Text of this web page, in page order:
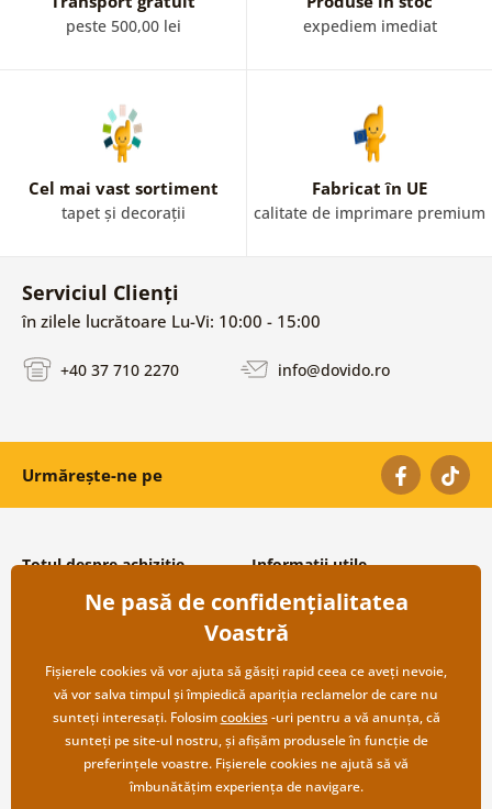
peste 500,00 lei expediem imediat
Cel mai vast sortiment
tapet și decorații
Fabricat în UE
calitate de imprimare premium
Serviciul Clienți
în zilele lucrătoare Lu-Vi: 10:00 - 15:00
+40 37 710 2270 info@dovido.ro
Urmărește-ne pe
Totul despre achiziție
Condiții și termeni generali
Protecția datelor personale
Transport și modalități de plată
Returnare
Informații utile
Despre noi
Întrebări frecvente
Contacte
Cooperare angro
Ne pasă de confidențialitatea
Voastră
Fișierele cookies vă vor ajuta să găsiți rapid ceea ce aveți nevoie,
vă vor salva timpul și împiedică apariția reclamelor de care nu
sunteți interesați. Folosimcookies-uri pentru a vă anunța, că
sunteți pe site-ul nostru, și afișăm produsele în funcție de
preferințele voastre. Fișierele cookies ne ajută să vă
îmbunătățim experiența de navigare.